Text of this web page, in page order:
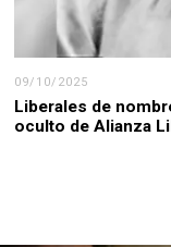
09/10/2025
Liberales de
oculto de Alianza